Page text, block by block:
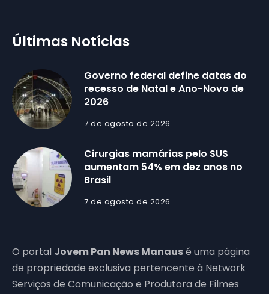
Últimas Notícias
Governo federal define datas do
recesso de Natal e Ano-Novo de
2026
7 de agosto de 2026
Cirurgias mamárias pelo SUS
aumentam 54% em dez anos no
Brasil
7 de agosto de 2026
O portal Jovem Pan News Manausé uma página
de propriedade exclusiva pertencente à Network
Serviços de Comunicação e Produtora de Filmes